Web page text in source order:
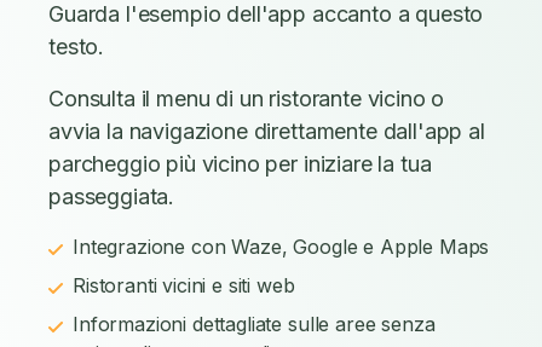
Guarda l'esempio dell'app accanto a questo
testo.
Consulta il menu di un ristorante vicino o
avvia la navigazione direttamente dall'app al
parcheggio più vicino per iniziare la tua
passeggiata.
Integrazione con Waze, Google e Apple Maps
Ristoranti vicini e siti web
Informazioni dettagliate sulle aree senza